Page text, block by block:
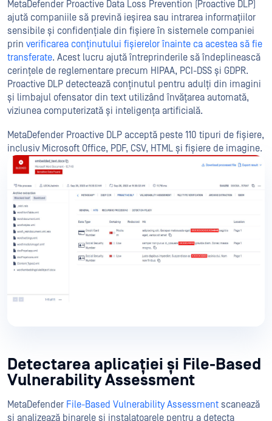
MetaDefender Proactive Data Loss Prevention (Proactive DLP)
ajută companiile să prevină ieșirea sau intrarea informațiilor
sensibile și confidențiale din fișiere în sistemele companiei
prin verificarea conținutului fișierelor înainte ca acestea să fie
transferate. Acest lucru ajută întreprinderile să îndeplinească
cerințele de reglementare precum HIPAA, PCI-DSS și GDPR.
Proactive DLP detectează conținutul pentru adulți din imagini
și limbajul ofensator din text utilizând învățarea automată,
viziunea computerizată și inteligența artificială.
MetaDefender Proactive DLP acceptă peste 110 tipuri de fișiere,
inclusiv Microsoft Office, PDF, CSV, HTML și fișiere de imagine.
Detectarea aplicației și File-Based
Vulnerability Assessment
MetaDefender File-Based Vulnerability Assessment scanează
și analizează binarele și instalatoarele pentru a detecta